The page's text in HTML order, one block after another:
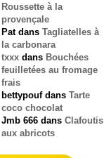
Roussette à la
provençale
Patdans Tagliatelles à
la carbonara
txxx dans Bouchées
feuilletées au fromage
frais
bettypoufdans Tarte
coco chocolat
Jmb 666 dans Clafoutis
aux abricots